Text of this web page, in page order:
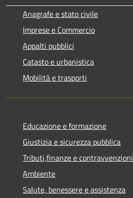
Anagrafe e stato civile
Imprese e Commercio
Appalti pubblici
Catasto e urbanistica
Mobilità e trasporti
Educazione e formazione
Giustizia e sicurezza pubblica
Tributi,finanze e contravvenzioni
Ambiente
Salute, benessere e assistenza